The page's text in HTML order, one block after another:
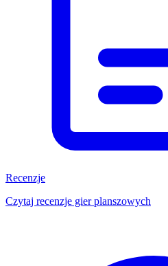
Recenzje
Czytaj recenzje gier planszowych